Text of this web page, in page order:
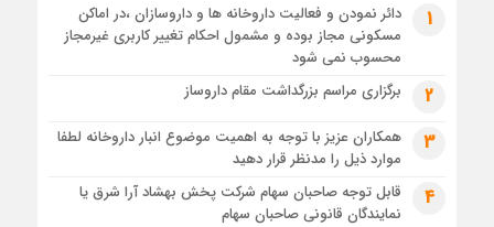
توزیع لانتوس و نوومیکس و نوورپید
1
دائر نمودن و فعالیت داروخانه ها و داروسازان ،در اماکن
مسکونی مجاز بوده و مشمول احکام تغییر کاربری غیرمجاز
محسوب نمی شود
2 برگزاری مراسم بزرگداشت مقام داروساز
3
همکاران عزیز با توجه به اهمیت موضوع انبار داروخانه لطفا
موارد ذیل را مدنظر قرار دهید
4
قابل توجه صاحبان سهام شرکت پخش بهشاد آرا شرق یا
نمایندگان قانونی صاحبان سهام